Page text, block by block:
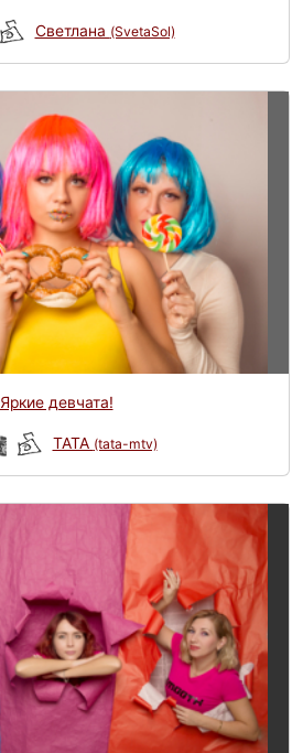
Светлана (SvetaSol)
Яркие девчата!
TATA (tata-mtv)